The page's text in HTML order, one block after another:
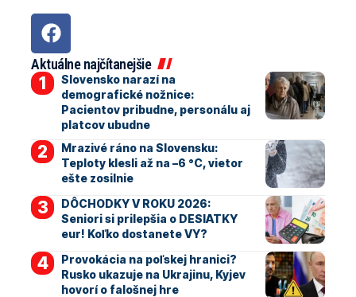
Aktuálne najčítanejšie
Slovensko narazí na
demografické nožnice:
Pacientov pribudne, personálu aj
platcov ubudne
Mrazivé ráno na Slovensku:
Teploty klesli až na –6 °C, vietor
ešte zosilnie
DÔCHODKY V ROKU 2026:
Seniori si prilepšia o DESIATKY
eur! Koľko dostanete VY?
Provokácia na poľskej hranici?
Rusko ukazuje na Ukrajinu, Kyjev
hovorí o falošnej hre